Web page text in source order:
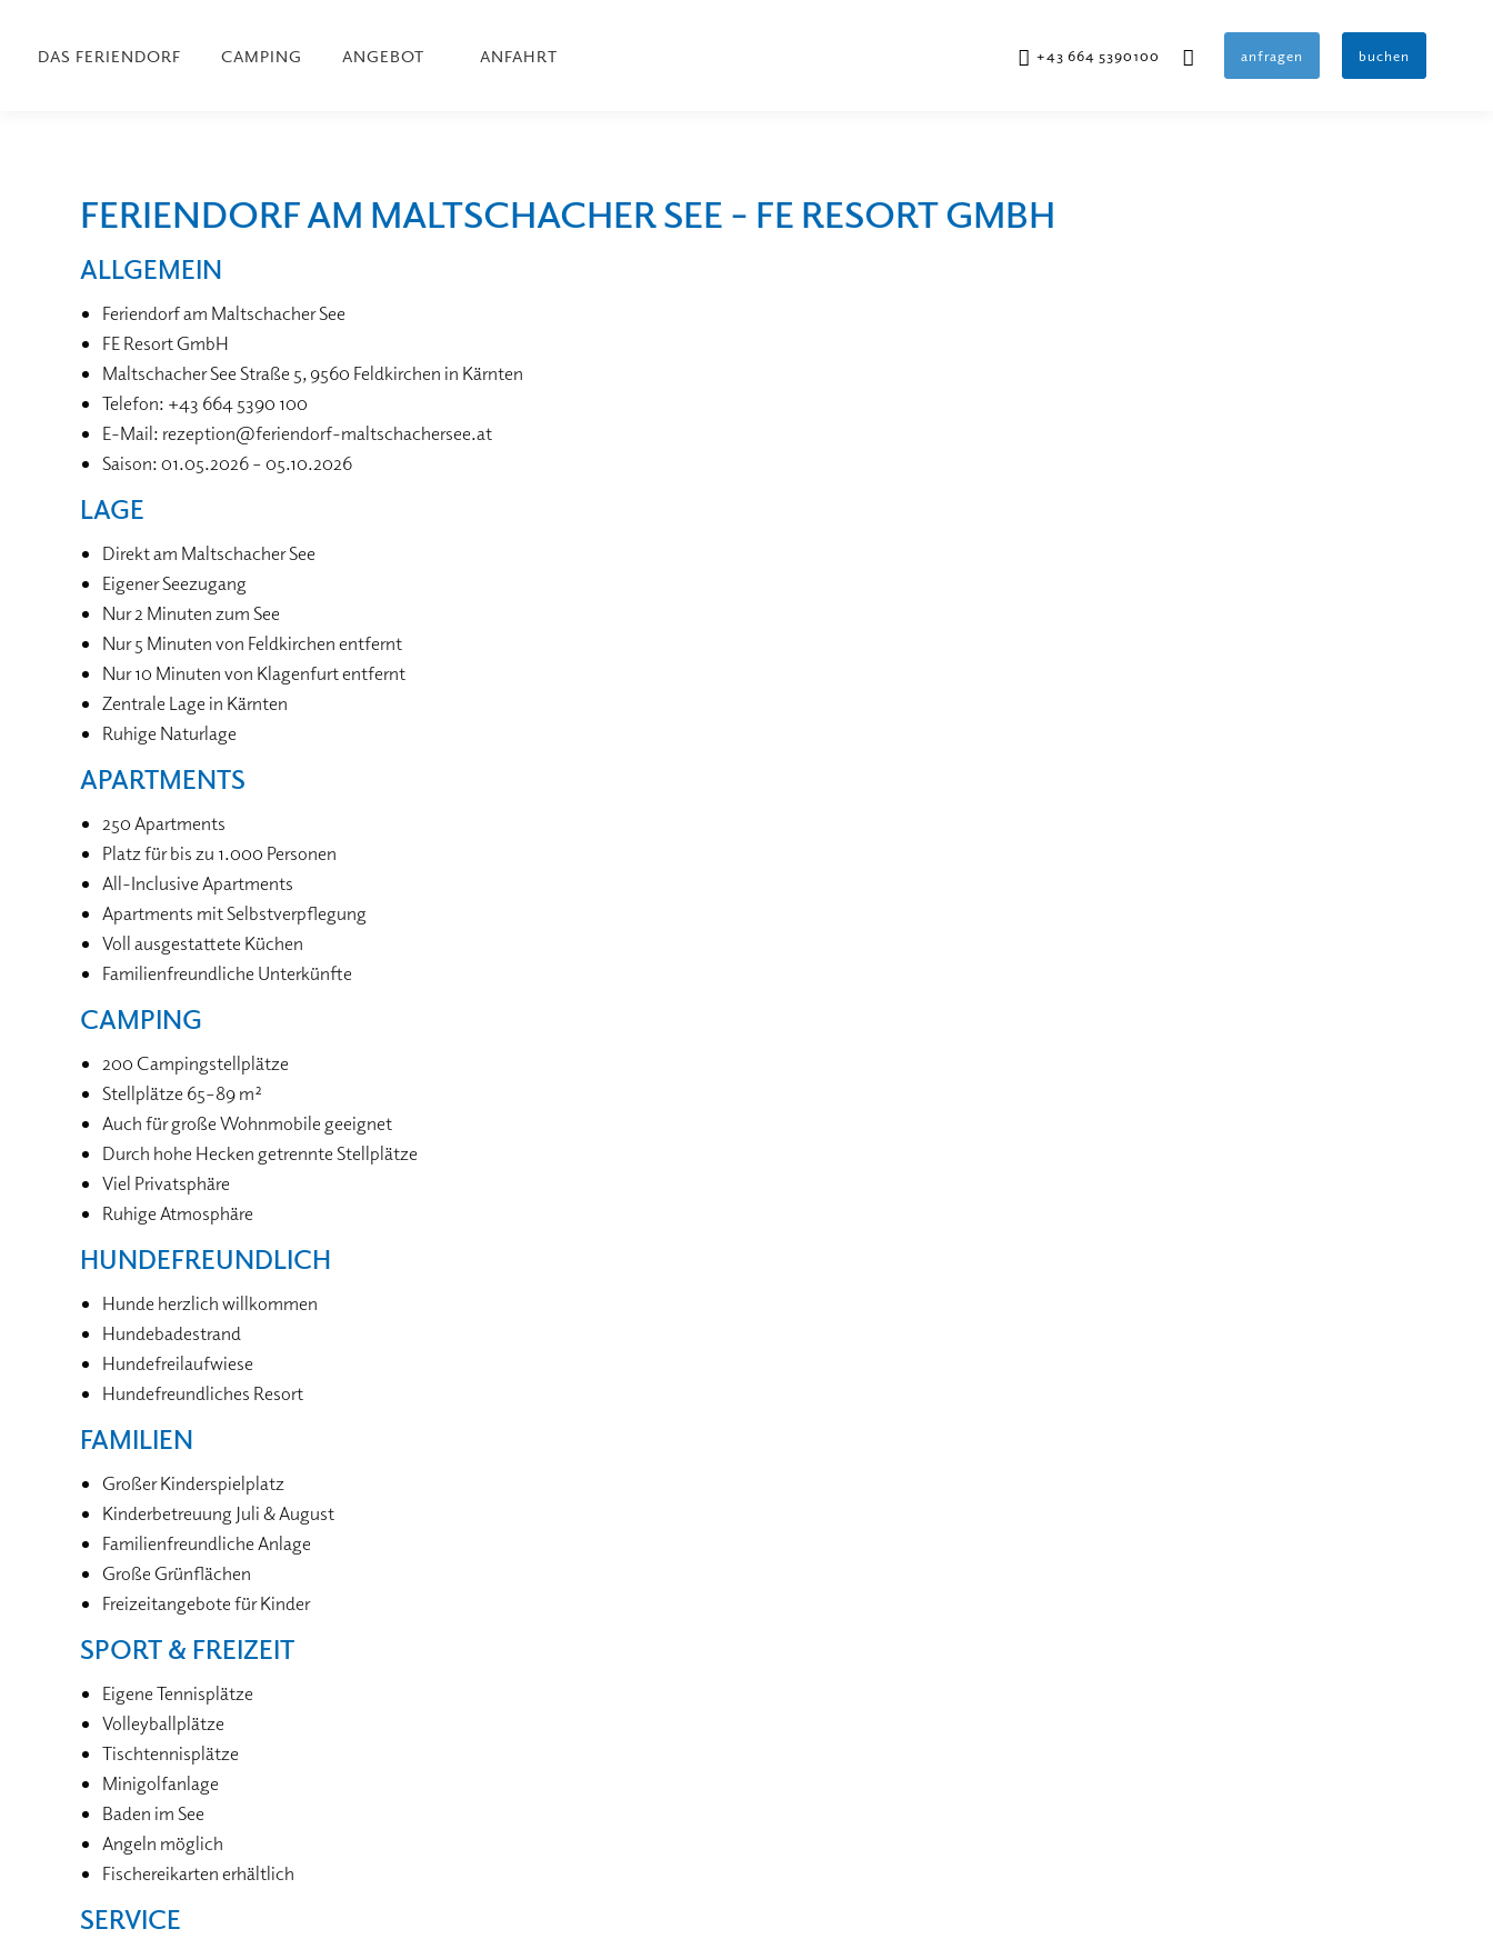
DAS FERIENDORF CAMPING ANGEBOT ANFAHRT +43 664 5390100 anfragen buchen
FERIENDORF AM MALTSCHACHER SEE – FE RESORT GMBH
ALLGEMEIN
Feriendorf am Maltschacher See
FE Resort GmbH
Maltschacher See Straße 5, 9560 Feldkirchen in Kärnten
Telefon: +43 664 5390 100
E-Mail: rezeption@feriendorf-maltschachersee.at
Saison: 01.05.2026 – 05.10.2026
LAGE
Direkt am Maltschacher See
Eigener Seezugang
Nur 2 Minuten zum See
Nur 5 Minuten von Feldkirchen entfernt
Nur 10 Minuten von Klagenfurt entfernt
Zentrale Lage in Kärnten
Ruhige Naturlage
APARTMENTS
250 Apartments
Platz für bis zu 1.000 Personen
All-Inclusive Apartments
Apartments mit Selbstverpflegung
Voll ausgestattete Küchen
Familienfreundliche Unterkünfte
CAMPING
200 Campingstellplätze
Stellplätze 65–89 m²
Auch für große Wohnmobile geeignet
Durch hohe Hecken getrennte Stellplätze
Viel Privatsphäre
Ruhige Atmosphäre
HUNDEFREUNDLICH
Hunde herzlich willkommen
Hundebadestrand
Hundefreilaufwiese
Hundefreundliches Resort
FAMILIEN
Großer Kinderspielplatz
Kinderbetreuung Juli & August
Familienfreundliche Anlage
Große Grünflächen
Freizeitangebote für Kinder
SPORT & FREIZEIT
Eigene Tennisplätze
Volleyballplätze
Tischtennisplätze
Minigolfanlage
Baden im See
Angeln möglich
Fischereikarten erhältlich
SERVICE